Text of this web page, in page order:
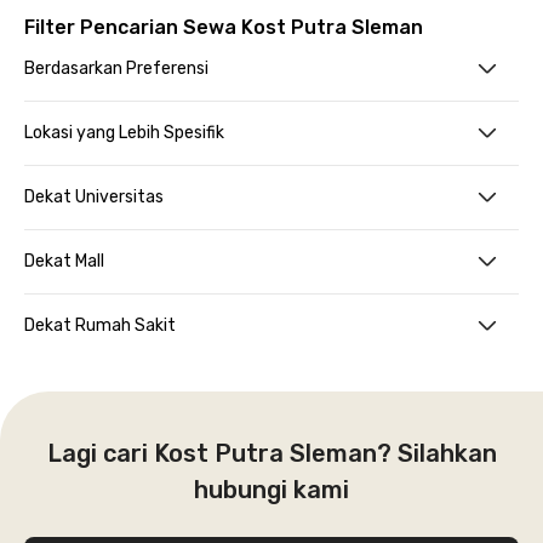
Filter Pencarian Sewa Kost Putra Sleman
Berdasarkan Preferensi
Lokasi yang Lebih Spesifik
Dekat Universitas
Dekat Mall
Dekat Rumah Sakit
Lagi cari Kost Putra Sleman? Silahkan
hubungi kami